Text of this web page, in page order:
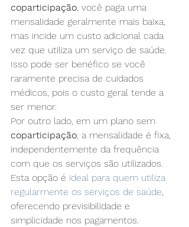
coparticipação, você paga uma
mensalidade geralmente mais baixa,
mas incide um custo adicional cada
vez que utiliza um serviço de saúde.
Isso pode ser benéfico se você
raramente precisa de cuidados
médicos, pois o custo geral tende a
ser menor.
Por outro lado, em um plano sem
coparticipação, a mensalidade é fixa,
independentemente da frequência
com que os serviços são utilizados.
Esta opção é ideal para quem utiliza
regularmente os serviços de saúde,
oferecendo previsibilidade e
simplicidade nos pagamentos.